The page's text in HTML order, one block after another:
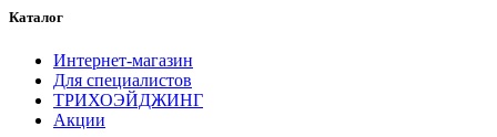
Каталог
Интернет-магазин
Для специалистов
ТРИХОЭЙДЖИНГ
Акции